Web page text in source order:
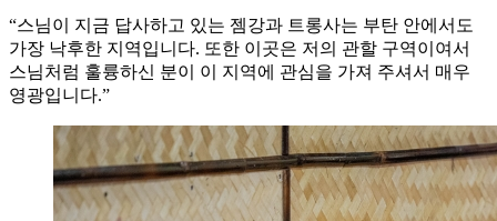
“스님이 지금 답사하고 있는 젬강과 트롱사는 부탄 안에서도
가장 낙후한 지역입니다. 또한 이곳은 저의 관할 구역이여서
스님처럼 훌륭하신 분이 이 지역에 관심을 가져 주셔서 매우
영광입니다.”